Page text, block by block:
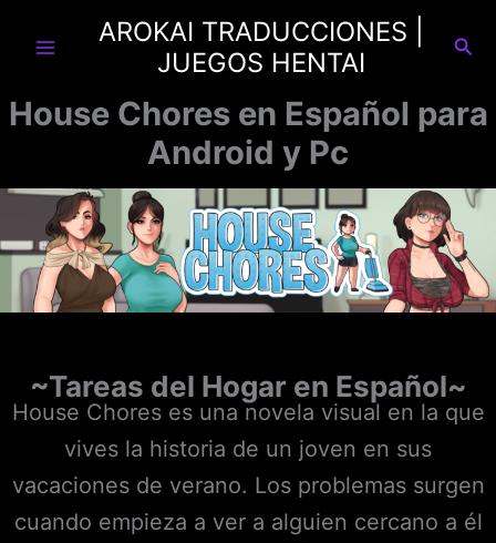
AROKAI TRADUCCIONES |
JUEGOS HENTAI
House Chores en Español para
Android y Pc
~Tareas del Hogar en Español~
House Chores es una novela visual en la que
vives la historia de un joven en sus
vacaciones de verano. Los problemas surgen
cuando empieza a ver a alguien cercano a él